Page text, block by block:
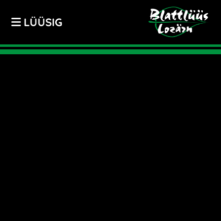
LÜÜSIG